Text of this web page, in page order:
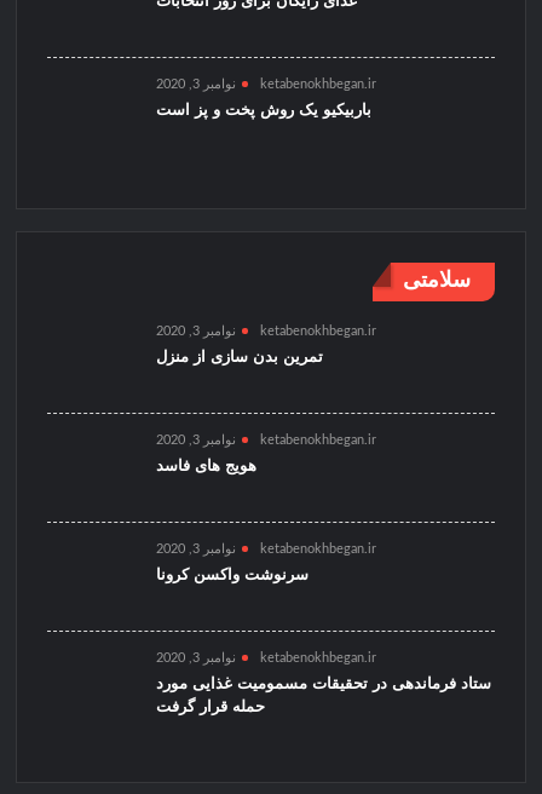
ketabenokhbegan.ir نوامبر 3, 2020
باربیکیو یک روش پخت و پز است
سلامتی
ketabenokhbegan.ir نوامبر 3, 2020
تمرین بدن سازی از منزل
ketabenokhbegan.ir نوامبر 3, 2020
هویج های فاسد
ketabenokhbegan.ir نوامبر 3, 2020
سرنوشت واکسن کرونا
ketabenokhbegan.ir نوامبر 3, 2020
ستاد فرماندهی در تحقیقات مسمومیت غذایی مورد
حمله قرار گرفت